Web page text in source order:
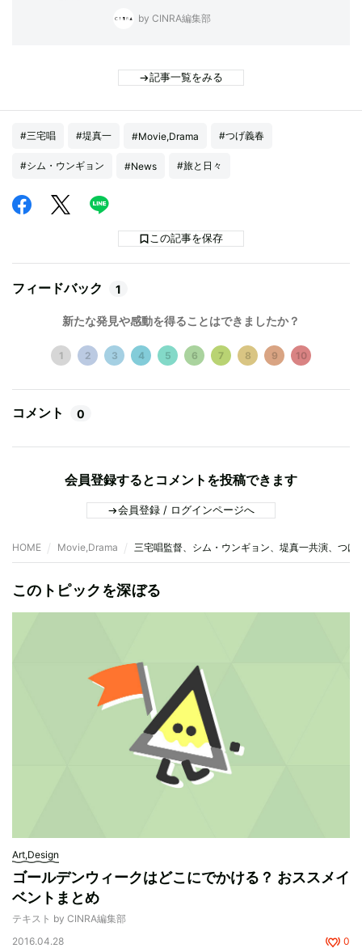
by CINRA編集部
記事一覧をみる
#三宅唱 #堤真一 #Movie,Drama #つげ義春
#シム・ウンギョン #News #旅と日々
この記事を保存
フィードバック 1
新たな発見や感動を得ることはできましたか？
1 2 3 4 5 6 7 8 9 10
コメント 0
会員登録するとコメントを投稿できます
会員登録 / ログインページへ
HOME Movie,Drama 三宅唱監督、シム・ウンギョン、堤真一共演、つ
このトピックを深ぼる
Art,Design
ゴールデンウィークはどこにでかける？ おススメイ
ベントまとめ
テキスト by CINRA編集部
2016.04.28
0